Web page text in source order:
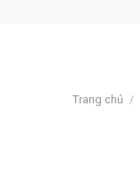
Trang chủ /